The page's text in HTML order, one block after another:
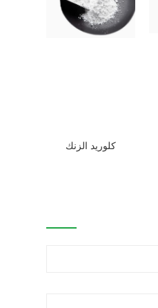
كلوريد الزنك